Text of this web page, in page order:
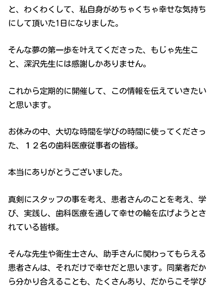
と、わくわくして、私自身がめちゃくちゃ幸せな気持ち
にして頂いた1日になりました。
そんな夢の第一歩を叶えてくださった、もじゃ先生こ
と、深沢先生には感謝しかありません。
これから定期的に開催して、この情報を伝えていきたい
と思います。
お休みの中、大切な時間を学びの時間に使ってくださっ
た、１２名の歯科医療従事者の皆様。
本当にありがとうございました。
真剣にスタッフの事を考え、患者さんのことを考え、学
び、実践し、歯科医療を通して幸せの輪を広げようとさ
れている皆様。
そんな先生や衛生士さん、助手さんに関わってもらえる
患者さんは、それだけで幸せだと思います。同業者だか
ら分かり合えることも、たくさんあり、だからこそ学び